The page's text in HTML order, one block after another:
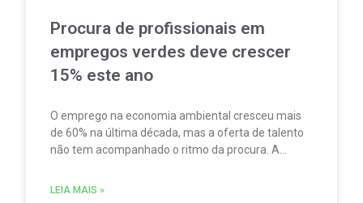
Procura de profissionais em
empregos verdes deve crescer
15% este ano
O emprego na economia ambiental cresceu mais
de 60% na última década, mas a oferta de talento
não tem acompanhado o ritmo da procura. A
fatores limitadores do crescimento do setor.
LEIA MAIS »